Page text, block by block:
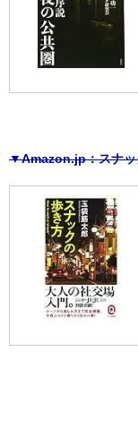
▼Amazon.jp：スナ